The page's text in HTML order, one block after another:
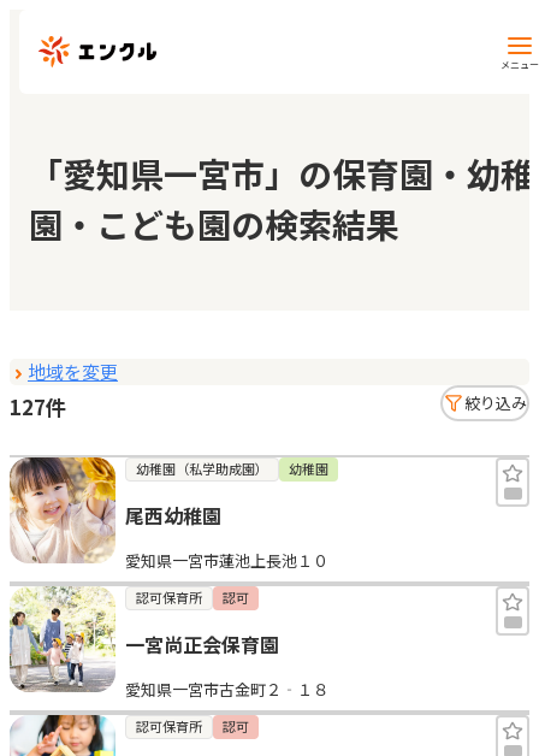
メニュー
保育園・幼稚園を探す
地図から探す
マイページ
お気に入り
見学日記
メッセージ
おすすめの園
「愛知県一宮市」の保育園・幼稚
園・こども園の検索結果
地域を変更
127件 絞り込み
幼稚園（私学助成園） 幼稚園
尾西幼稚園
愛知県一宮市蓮池上長池１０
認可保育所 認可
一宮尚正会保育園
愛知県一宮市古金町２‐１８
認可保育所 認可